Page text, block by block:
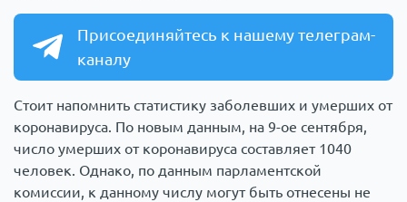
Присоединяйтесь к нашему телеграм-
каналу
Стоит напомнить статистику заболевших и умерших от
коронавируса. По новым данным, на 9-ое сентября,
число умерших от коронавируса составляет 1040
человек. Однако, по данным парламентской
комиссии, к данному числу могут быть отнесены не